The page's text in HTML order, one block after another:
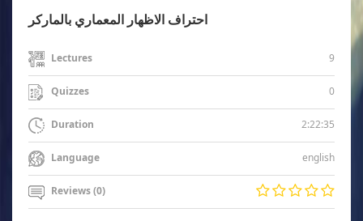
احتراف الاظهار المعماري بالماركر
Lectures 9
Quizzes 0
Duration 2:22:35
Language english
Reviews (0)